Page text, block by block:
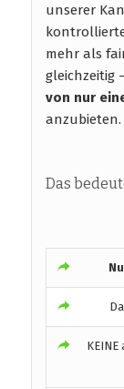
unserer
mehr als
gleichzeitig
von nur
anzubieten.
Das